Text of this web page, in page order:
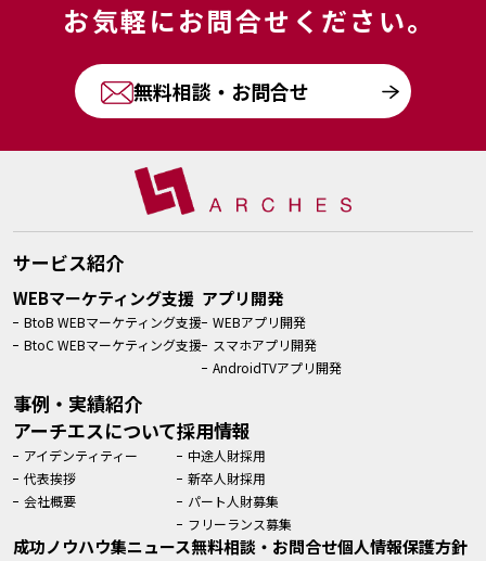
お気軽にお問合せください｡
無料相談・お問合せ
サービス紹介
WEBマーケティング支援
BtoB WEBマーケティング支援
BtoC WEBマーケティング支援
アプリ開発
WEBアプリ開発
スマホアプリ開発
AndroidTVアプリ開発
事例・実績紹介
アーチエスについて
アイデンティティー
代表挨拶
会社概要
採用情報
中途人財採用
新卒人財採用
パート人財募集
フリーランス募集
成功ノウハウ集ニュース無料相談・お問合せ個人情報保護方針